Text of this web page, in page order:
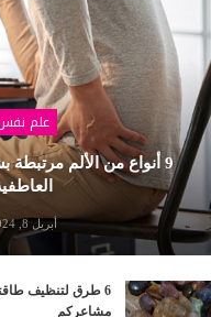
علم
9 أنواع من الألم
أبريل 8, 2024
6 طرق لتنظيف
مشاعركم